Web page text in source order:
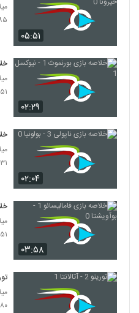
۰۵:۵۱
۱۸۵
۰۲:۲۹
۱۵۱
۰۲:۰۴
۱۳۱
۰۳:۵۸
۱۵۱
۱۸۰